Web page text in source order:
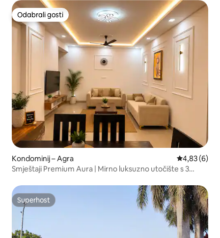
Odabrali gosti
Odabrali gosti
Kondominij – Agra Prosječna
4,83 (6)
Smještaji Premium Aura | Mirno luksuzno utočište s 3
Superhost
Superhost